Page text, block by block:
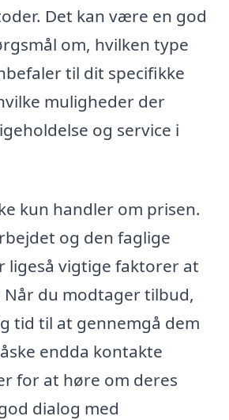
Det kan være en god
om, hvilken type
til dit specifikke
muligheder der
og service i
kun handler om prisen.
og den faglige
ligeså vigtige faktorer at
Når du modtager tilbud,
tid til at gennemgå dem
endda kontakte
for at høre om deres
dialog med